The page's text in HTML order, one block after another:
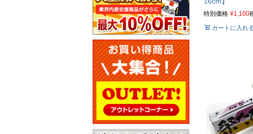
特別価格 ¥1,100
カートに入れ